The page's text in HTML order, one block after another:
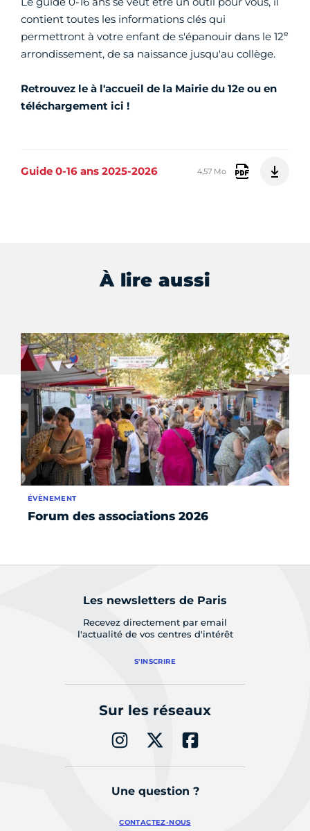
contient toutes les informations clés qui
permettront à votre enfant de s'épanouir dans le 12e
arrondissement, de sa naissance jusqu'au collège.
Retrouvez le à l'accueil de la Mairie du 12e ou en
téléchargement ici !
Guide 0-16 ans 2025-2026 4,57 Mo
À lire aussi
Forum des associations 2026
ÉVÈNEMENT
Les newsletters de Paris
Recevez directement par email
l'actualité de vos centres d'intérêt
S'INSCRIRE
Sur les réseaux
Une question ?
CONTACTEZ-NOUS